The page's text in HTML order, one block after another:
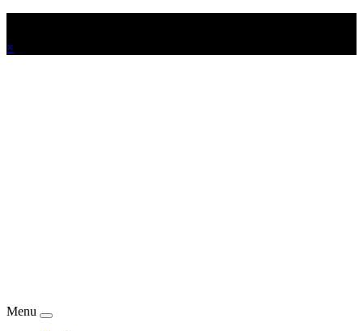
×
Menu